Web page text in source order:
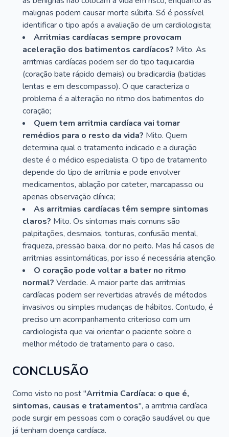
malignas podem causar morte súbita. Só é possível
identificar o tipo após a avaliação de um cardiologista;
Arritmias cardíacas sempre provocam
aceleração dos batimentos cardíacos? Mito. As
arritmias cardíacas podem ser do tipo taquicardia
(coração bate rápido demais) ou bradicardia (batidas
lentas e em descompasso). O que caracteriza o
problema é a alteração no ritmo dos batimentos do
coração;
Quem tem arritmia cardíaca vai tomar
remédios para o resto da vida? Mito. Quem
determina qual o tratamento indicado e a duração
deste é o médico especialista. O tipo de tratamento
depende do tipo de arritmia e pode envolver
medicamentos, ablação por cateter, marcapasso ou
apenas observação clínica;
As arritmias cardíacas têm sempre sintomas
claros? Mito. Os sintomas mais comuns são
palpitações, desmaios, tonturas, confusão mental,
fraqueza, pressão baixa, dor no peito. Mas há casos de
arritmias assintomáticas, por isso é necessária atenção.
O coração pode voltar a bater no ritmo
normal? Verdade. A maior parte das arritmias
cardíacas podem ser revertidas através de métodos
invasivos ou simples mudanças de hábitos. Contudo, é
preciso um acompanhamento criterioso com um
cardiologista que vai orientar o paciente sobre o
melhor método de tratamento para o caso.
CONCLUSÃO
Como visto no post "Arritmia Cardíaca: o que é,
sintomas, causas e tratamentos", a arritmia cardíaca
pode surgir em pessoas com o coração saudável ou que
já tenham doença cardíaca.